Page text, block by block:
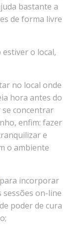
bastante a
de forma livre
o local,
no local onde
hora antes do
se concentrar
enfim: fazer
e
o ambiente
incorporar
sessões on-line
poder de cura